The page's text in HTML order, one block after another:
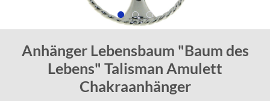
Anhänger Lebensbaum "Baum des
Lebens" Talisman Amulett
Chakraanhänger